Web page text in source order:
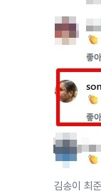
김송이 최